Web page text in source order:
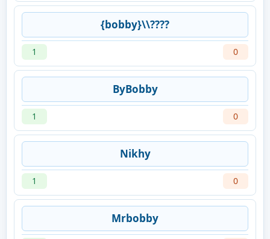
{bobby}\\????
1 0
ByBobby
1 0
Nikhy
1 0
Mrbobby